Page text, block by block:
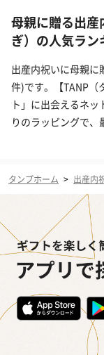
母親に贈る出
ぎ）の人気ラ
出産内祝いに母親に
件)です。【TANP（
ト」に出会えるネ
りのラッピングで、
タンプホーム > 出産内